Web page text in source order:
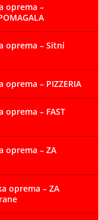
oprema –
oprema – Sitni
oprema – PIZZERIA
oprema – FAST
oprema – ZA
oprema – ZA